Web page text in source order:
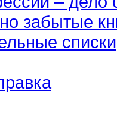
забытые
списки